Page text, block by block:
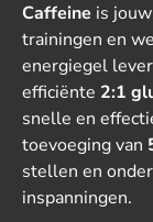
Caffeine is
trainingen en
energiegel
efficiënte 2:1
snelle en
toevoeging van
stellen en
inspanningen.